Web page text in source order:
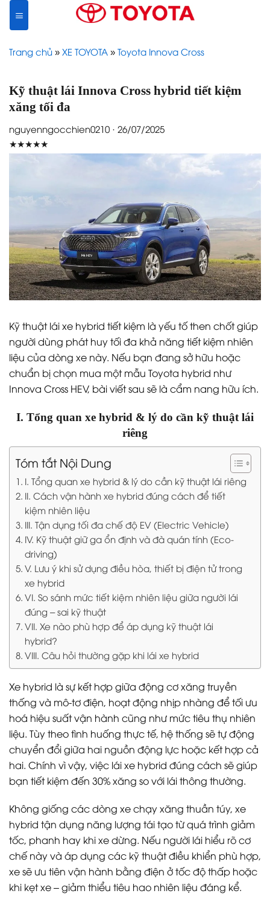
content
Trang chủ » XE TOYOTA » Toyota Innova Cross
Kỹ thuật lái Innova Cross hybrid tiết kiệm
xăng tối đa
nguyenngocchien0210 · 26/07/2025
★★★★★
Kỹ thuật lái xe hybrid tiết kiệm là yếu tố then chốt giúp
người dùng phát huy tối đa khả năng tiết kiệm nhiên
liệu của dòng xe này. Nếu bạn đang sở hữu hoặc
chuẩn bị chọn mua một mẫu Toyota hybrid như
Innova Cross HEV, bài viết sau sẽ là cẩm nang hữu ích.
I. Tổng quan xe hybrid & lý do cần kỹ thuật lái
riêng
Tóm tắt Nội Dung
I. Tổng quan xe hybrid & lý do cần kỹ thuật lái riêng
II. Cách vận hành xe hybrid đúng cách để tiết
kiệm nhiên liệu
III. Tận dụng tối đa chế độ EV (Electric Vehicle)
IV. Kỹ thuật giữ ga ổn định và đà quán tính (Eco-
driving)
V. Lưu ý khi sử dụng điều hòa, thiết bị điện tử trong
xe hybrid
VI. So sánh mức tiết kiệm nhiên liệu giữa người lái
đúng – sai kỹ thuật
VII. Xe nào phù hợp để áp dụng kỹ thuật lái
hybrid?
VIII. Câu hỏi thường gặp khi lái xe hybrid
Xe hybrid là sự kết hợp giữa động cơ xăng truyền
thống và mô-tơ điện, hoạt động nhịp nhàng để tối ưu
hoá hiệu suất vận hành cũng như mức tiêu thụ nhiên
liệu. Tùy theo tình huống thực tế, hệ thống sẽ tự động
chuyển đổi giữa hai nguồn động lực hoặc kết hợp cả
hai. Chính vì vậy, việc lái xe hybrid đúng cách sẽ giúp
bạn tiết kiệm đến 30% xăng so với lái thông thường.
Không giống các dòng xe chạy xăng thuần túy, xe
hybrid tận dụng năng lượng tái tạo từ quá trình giảm
tốc, phanh hay khi xe dừng. Nếu người lái hiểu rõ cơ
chế này và áp dụng các kỹ thuật điều khiển phù hợp,
xe sẽ ưu tiên vận hành bằng điện ở tốc độ thấp hoặc
khi kẹt xe – giảm thiểu tiêu hao nhiên liệu đáng kể.